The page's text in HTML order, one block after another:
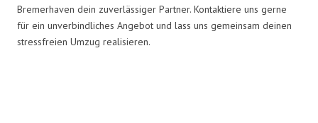
Bremerhaven dein zuverlässiger Partner. Kontaktiere uns gerne
für ein unverbindliches Angebot und lass uns gemeinsam deinen
stressfreien Umzug realisieren.